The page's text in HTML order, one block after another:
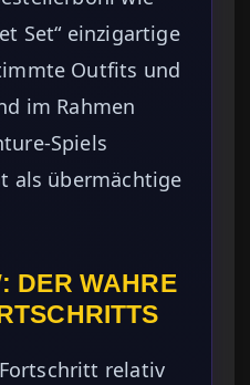
Set“ einzigartige
Outfits und
im Rahmen
Spiels
als übermächtige
DER WAHRE
relativ